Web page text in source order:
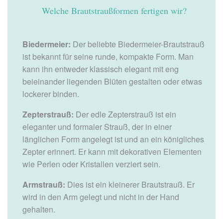
Welche Brautstraußformen fertigen wir?
Biedermeier: Der beliebte Biedermeier-Brautstrauß
ist bekannt für seine runde, kompakte Form. Man
kann ihn entweder klassisch elegant mit eng
beieinander liegenden Blüten gestalten oder etwas
lockerer binden.
Zepterstrauß: Der edle Zepterstrauß ist ein
eleganter und formaler Strauß, der in einer
länglichen Form angelegt ist und an ein königliches
Zepter erinnert. Er kann mit dekorativen Elementen
wie Perlen oder Kristallen verziert sein.
Armstrauß: Dies ist ein kleinerer Brautstrauß. Er
wird in den Arm gelegt und nicht in der Hand
gehalten.